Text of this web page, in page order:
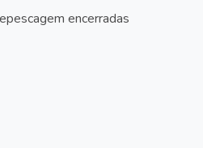
encerradas